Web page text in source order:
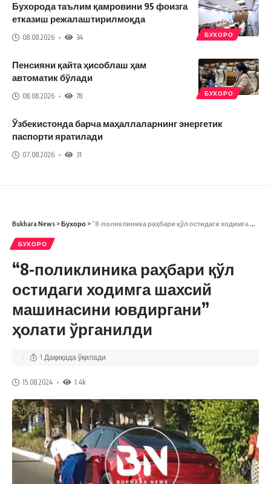
БУХОРО
Бухорода таълим қамровини 95 фоизга
етказиш режалаштирилмоқда
08.08.2026 34
БУХОРО
Пенсияни қайта ҳисоблаш ҳам
автоматик бўлади
08.08.2026 78
Ўзбекистонда барча маҳаллаларнинг энергетик
паспорти яратилади
07.08.2026 31
Bukhara News >Бухоро > “8-поликлиника раҳбари қўл остидаги ходимга шахсий машинасини ювдиргани” ҳолати ўрганилди
БУХОРО
“8-поликлиника раҳбари қўл
остидаги ходимга шахсий
машинасини ювдиргани”
ҳолати ўрганилди
15.08.2024 1.4k
1 Дақиқада ўқилади